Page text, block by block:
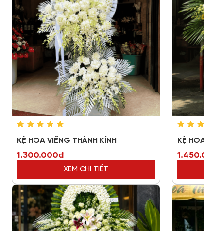
KỆ HOA VIẾNG THÀNH KÍNH
1.300.000đ
XEM CHI TIẾT
KỆ